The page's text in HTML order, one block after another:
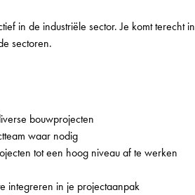
in de industriële sector. Je komt terecht in
sectoren.
bouwprojecten
waar nodig
tot een hoog niveau af te werken
integreren in je projectaanpak